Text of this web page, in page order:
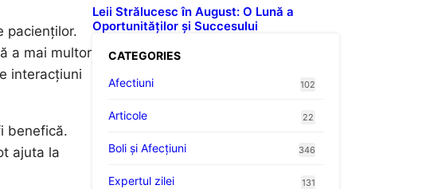
pacienților.
a mai multor
interacțiuni
benefică.
ajuta la
Leii Strălucesc în August: O Lună a
Oportunităților și Succesului
CATEGORIES
Afectiuni
102
Articole 22
Boli și Afecțiuni 346
Expertul zilei 131